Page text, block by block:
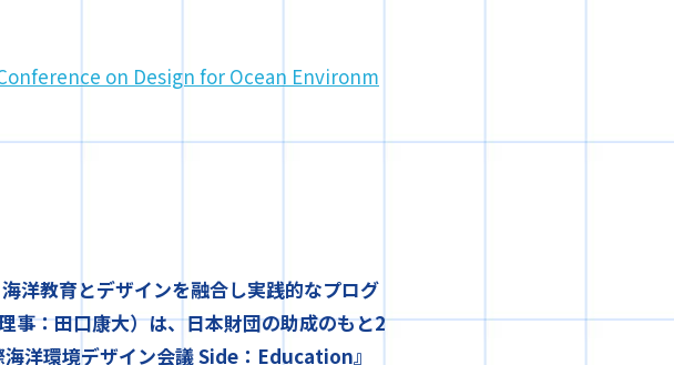
on Design for Ocean Environm
洋教育とデザインを融合し実践的なプログ
事：田口康大）は、日本財団の助成のもと2
洋環境デザイン会議 Side：Education』